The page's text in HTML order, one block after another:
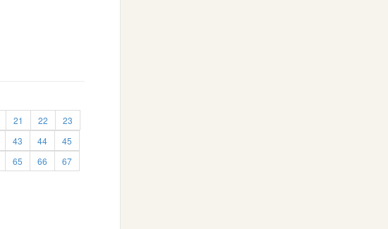
21 22
23
43 44
45
65 66
67